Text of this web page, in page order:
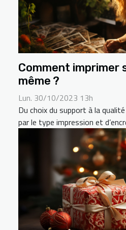
Comment imprimer
même ?
Lun. 30/10/2023 13h
Du choix du support à la
par le type impression et